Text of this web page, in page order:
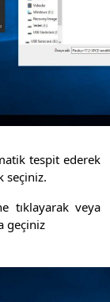
tespit ederek
seçiniz.
tıklayarak veya
geçiniz